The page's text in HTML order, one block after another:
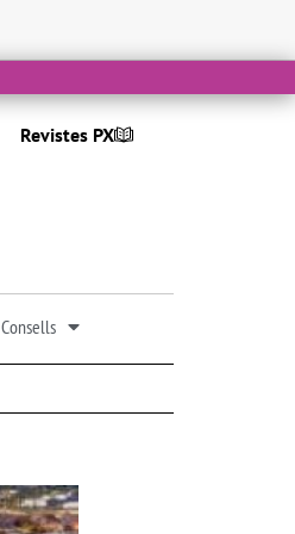
Revistes PX
Consells